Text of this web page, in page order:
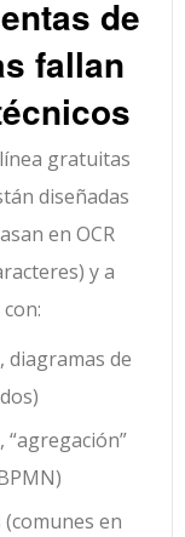
de
fallan
gratuitas
diseñadas
en OCR
y a
diagramas de
(comunes en